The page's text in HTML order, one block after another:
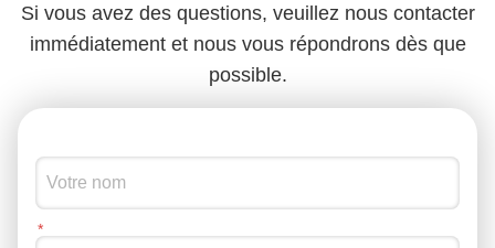
Si vous avez des questions, veuillez nous contacter
immédiatement et nous vous répondrons dès que
possible.